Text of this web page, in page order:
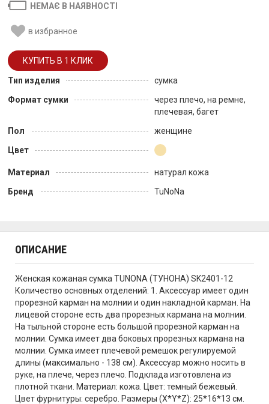
НЕМАЄ В НАЯВНОСТІ
в избранное
Тип изделия
сумка
Формат сумки
через плечо, на ремне,
плечевая, багет
Пол
женщине
Цвет
Материал
натурал кожа
Бренд
TuNoNа
ОПИСАНИЕ
Женская кожаная сумка TUNONA (ТУНОНА) SK2401-12
Количество основных отделений: 1. Аксессуар имеет один
прорезной карман на молнии и один накладной карман. На
лицевой стороне есть два прорезных кармана на молнии.
На тыльной стороне есть большой прорезной карман на
молнии. Сумка имеет два боковых прорезных кармана на
молнии. Сумка имеет плечевой ремешок регулируемой
длины (максимально - 138 см). Аксессуар можно носить в
руке, на плече, через плечо. Подклада изготовлена из
плотной ткани. Материал: кожа. Цвет: темный бежевый.
Цвет фурнитуры: серебро. Размеры (X*Y*Z): 25*16*13 см.